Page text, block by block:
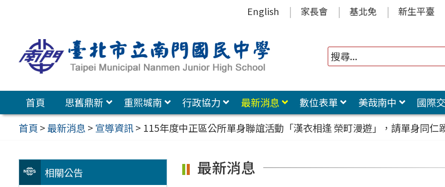
容
區
English 家長會 基北免 新生平臺
首頁 思舊鼎新 重熙城南 行政協力 最新消息 數位表單 美哉南中 國際
首頁 >最新消息 > 宣導資訊> 115年度中正區公所單身聯誼活動「漢衣相逢 榮町漫遊」，請單身同仁
相關公告 最新消息